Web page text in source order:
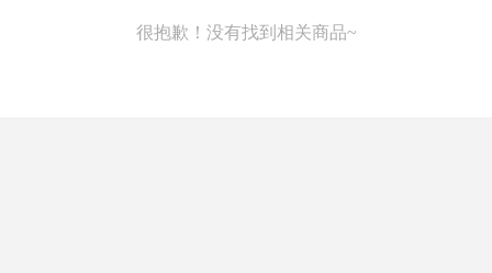
很抱歉！没有找到相关商品~